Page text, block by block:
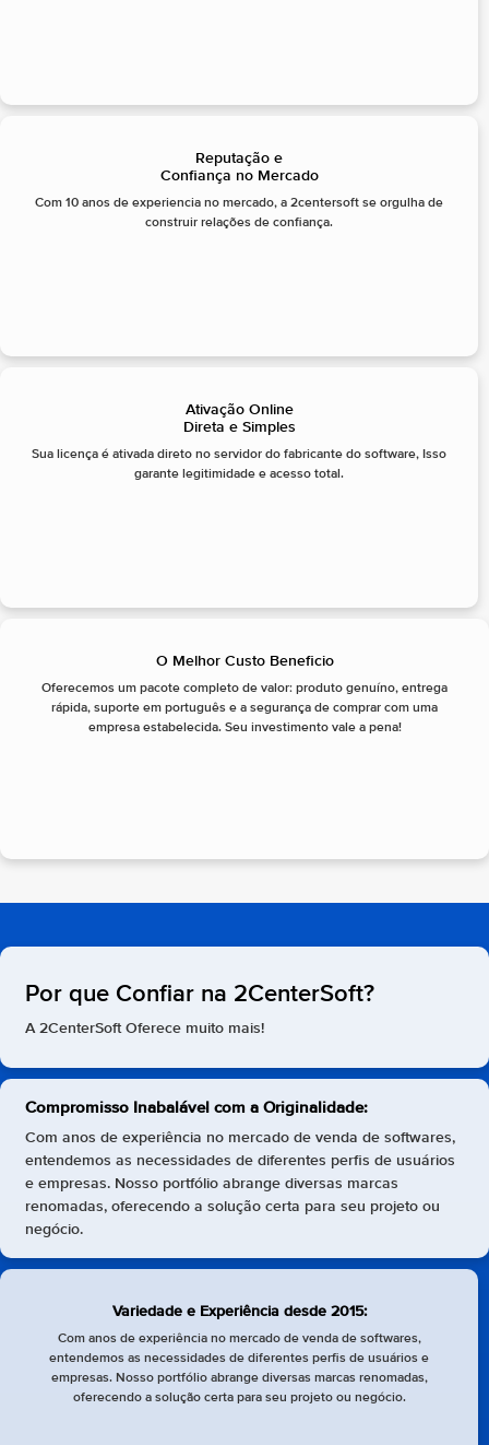
Reputação e
Confiança no Mercado
Com 10 anos de experiencia no mercado, a 2centersoft se orgulha de
construir relações de confiança.
Ativação Online
Direta e Simples
Sua licença é ativada direto no servidor do fabricante do software, Isso
garante legitimidade e acesso total.
O Melhor Custo Beneficio
Oferecemos um pacote completo de valor: produto genuíno, entrega
rápida, suporte em português e a segurança de comprar com uma
empresa estabelecida. Seu investimento vale a pena!
Por que Confiar na 2CenterSoft?
A 2CenterSoft Oferece muito mais!
Compromisso Inabalável com a Originalidade:
Com anos de experiência no mercado de venda de softwares,
entendemos as necessidades de diferentes perfis de usuários
e empresas. Nosso portfólio abrange diversas marcas
renomadas, oferecendo a solução certa para seu projeto ou
negócio.
Variedade e Experiência desde 2015:
Com anos de experiência no mercado de venda de softwares,
entendemos as necessidades de diferentes perfis de usuários e
empresas. Nosso portfólio abrange diversas marcas renomadas,
oferecendo a solução certa para seu projeto ou negócio.